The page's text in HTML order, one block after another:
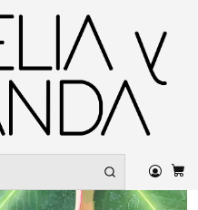
Maranta Sanguinaria